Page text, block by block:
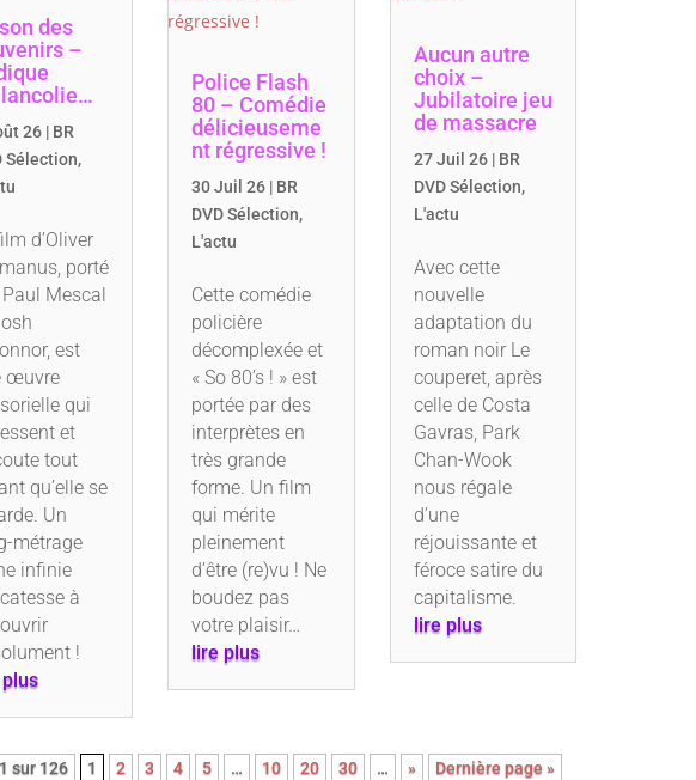
des
–
26| BR
Sélection,
d’Oliver
porté
Mescal
est
œuvre
qui
et
tout
qu’elle se
Un
métrage
infinie
à
!
Police Flash
80 – Comédie
délicieuseme
nt régressive !
30 Juil 26 | BR
DVD Sélection,
L'actu
Cette comédie
policière
décomplexée et
« So 80’s ! » est
portée par des
interprètes en
très grande
forme. Un film
qui mérite
pleinement
d’être (re)vu ! Ne
boudez pas
votre plaisir…
lire plus
Aucun autre
choix –
Jubilatoire jeu
de massacre
27 Juil 26| BR
DVD Sélection,
L'actu
Avec cette
nouvelle
adaptation du
roman noir Le
couperet, après
celle de Costa
Gavras, Park
Chan-Wook
nous régale
d’une
réjouissante et
féroce satire du
capitalisme.
lire plus
sur 126 1 2 3 4 5 … 10 20 30 … » Dernière page »